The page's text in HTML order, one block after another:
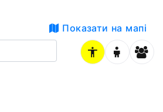
Показати на мапі